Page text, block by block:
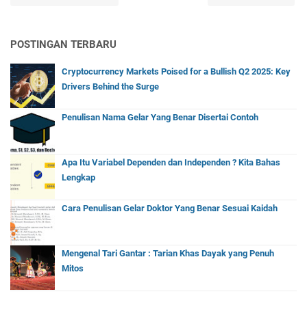
POSTINGAN TERBARU
Cryptocurrency Markets Poised for a Bullish Q2 2025: Key
Drivers Behind the Surge
Penulisan Nama Gelar Yang Benar Disertai Contoh
Apa Itu Variabel Dependen dan Independen ? Kita Bahas
Lengkap
Cara Penulisan Gelar Doktor Yang Benar Sesuai Kaidah
Mengenal Tari Gantar : Tarian Khas Dayak yang Penuh
Mitos